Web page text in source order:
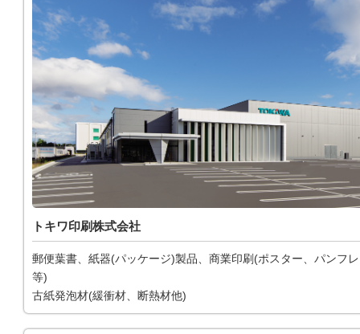
トキワ印刷株式会社
郵便葉書、紙器(パッケージ)製品、商業印刷(ポスター、パンフ
等)
古紙発泡材(緩衝材、断熱材他)